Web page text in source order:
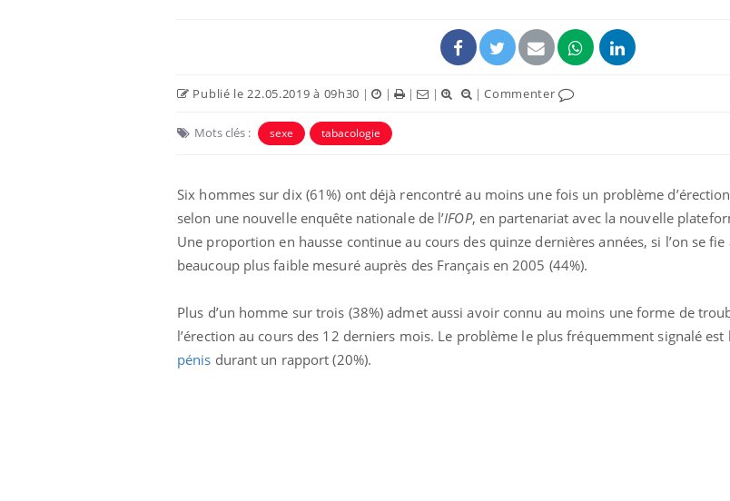
Publié le 22.05.2019 à 09h30 | | | | |Commenter
Mots clés : sexe tabacologie
Six hommes sur dix (61%) ont déjà rencontré au moins une fois un problème
selon une nouvelle enquête nationale de l’IFOP, en partenariat avec la nouvelle
Une proportion en hausse continue au cours des quinze dernières années, si l’on se
beaucoup plus faible mesuré auprès des Français en 2005 (44%).
Plus d’un homme sur trois (38%) admet aussi avoir connu au moins une forme de
l’érection au cours des 12 derniers mois. Le problème le plus fréquemment signalé
pénis durant un rapport (20%).